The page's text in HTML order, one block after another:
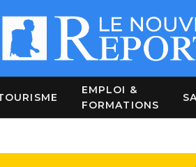
EMPLOI &
FORMATIONS